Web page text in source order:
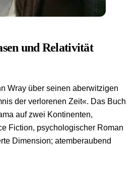
und Relativität
Wray über seinen aberwitzigen
der verlorenen Zeit«. Das Buch
auf zwei Kontinenten,
Fiction, psychologischer Roman
Dimension; atemberaubend